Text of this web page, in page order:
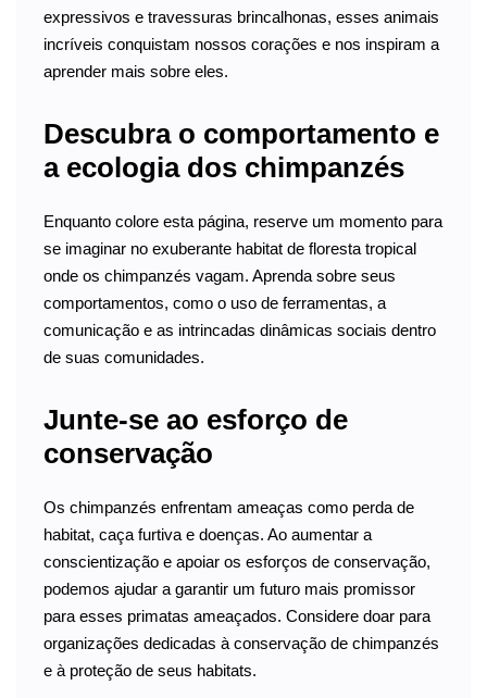
expressivos e travessuras brincalhonas, esses animais
incríveis conquistam nossos corações e nos inspiram a
aprender mais sobre eles.
Descubra o comportamento e
a ecologia dos chimpanzés
Enquanto colore esta página, reserve um momento para
se imaginar no exuberante habitat de floresta tropical
onde os chimpanzés vagam. Aprenda sobre seus
comportamentos, como o uso de ferramentas, a
comunicação e as intrincadas dinâmicas sociais dentro
de suas comunidades.
Junte-se ao esforço de
conservação
Os chimpanzés enfrentam ameaças como perda de
habitat, caça furtiva e doenças. Ao aumentar a
conscientização e apoiar os esforços de conservação,
podemos ajudar a garantir um futuro mais promissor
para esses primatas ameaçados. Considere doar para
organizações dedicadas à conservação de chimpanzés
e à proteção de seus habitats.